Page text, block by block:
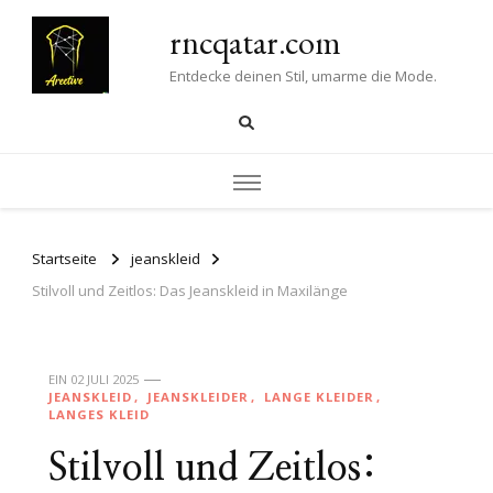
rncqatar.com
Entdecke deinen Stil, umarme die Mode.
Startseite
jeanskleid
Stilvoll und Zeitlos: Das Jeanskleid in Maxilänge
EIN 02 JULI 2025
JEANSKLEID
JEANSKLEIDER
LANGE KLEIDER
LANGES KLEID
Stilvoll und Zeitlos: